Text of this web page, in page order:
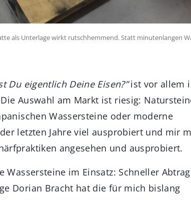
als Unterlage wirkt rutschhemmend. Statt minutenlangen
Du eigentlich Deine Eisen?”ist vor allem
Auswahl am Markt ist riesig:
Wassersteine oder moderne
letzten Jahre viel ausprobiert und mir
angesehen und ausprobiert.
Wassersteine im Einsatz: Schneller
Dorian Bracht hat die für mich bislang